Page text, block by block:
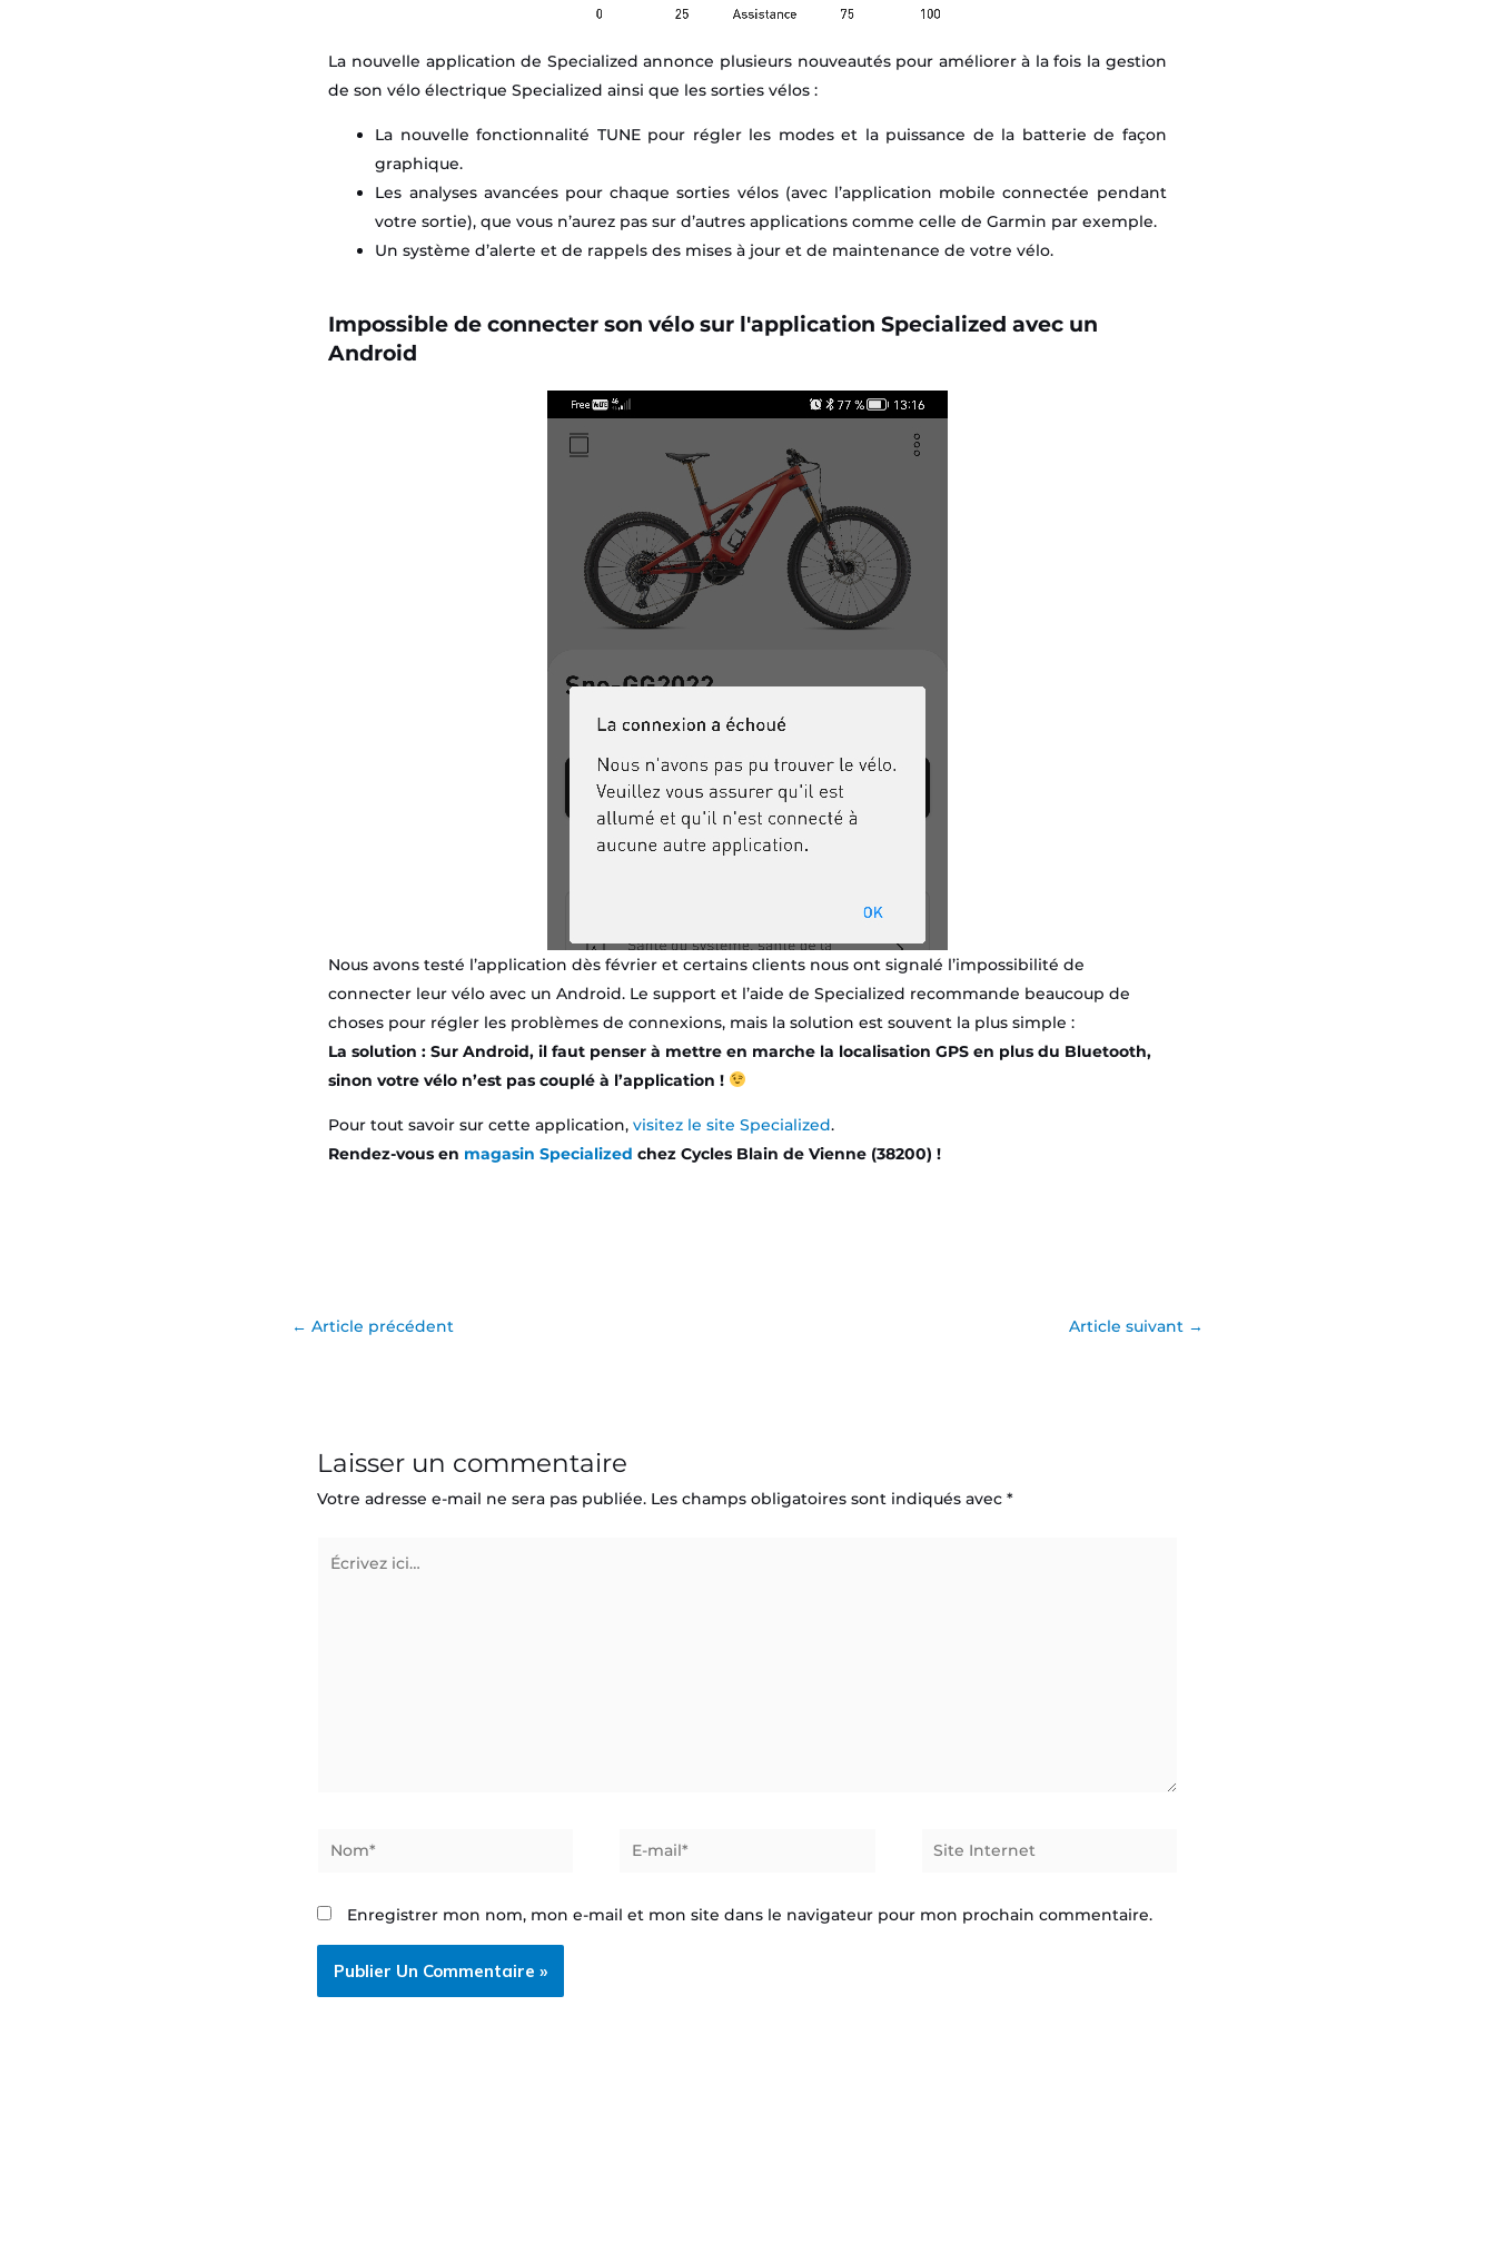
La nouvelle application de Specialized annonce plusieurs nouveautés pour améliorer à la fois la gestion
de son vélo électrique Specialized ainsi que les sorties vélos :
La nouvelle fonctionnalité TUNE pour régler les modes et la puissance de la batterie de façon
graphique.
Les analyses avancées pour chaque sorties vélos (avec l’application mobile connectée pendant
votre sortie), que vous n’aurez pas sur d’autres applications comme celle de Garmin par exemple.
Un système d’alerte et de rappels des mises à jour et de maintenance de votre vélo.
Impossible de connecter son vélo sur l'application Specialized avec un
Android
Nous avons testé l’application dès février et certains clients nous ont signalé l’impossibilité de
connecter leur vélo avec un Android. Le support et l’aide de Specialized recommande beaucoup de
choses pour régler les problèmes de connexions, mais la solution est souvent la plus simple :
La solution : Sur Android, il faut penser à mettre en marche la localisation GPS en plus du Bluetooth,
sinon votre vélo n’est pas couplé à l’application !
Pour tout savoir sur cette application,visitez le site Specialized.
Rendez-vous en magasin Specialized chez Cycles Blain de Vienne (38200) !
← Article précédent Article suivant →
Laisser un commentaire
Votre adresse e-mail ne sera pas publiée. Les champs obligatoires sont indiqués avec*
Écrivez
Nom*
E-
Site
Enregistrer mon nom, mon e-mail et mon site dans le navigateur pour mon prochain commentaire.